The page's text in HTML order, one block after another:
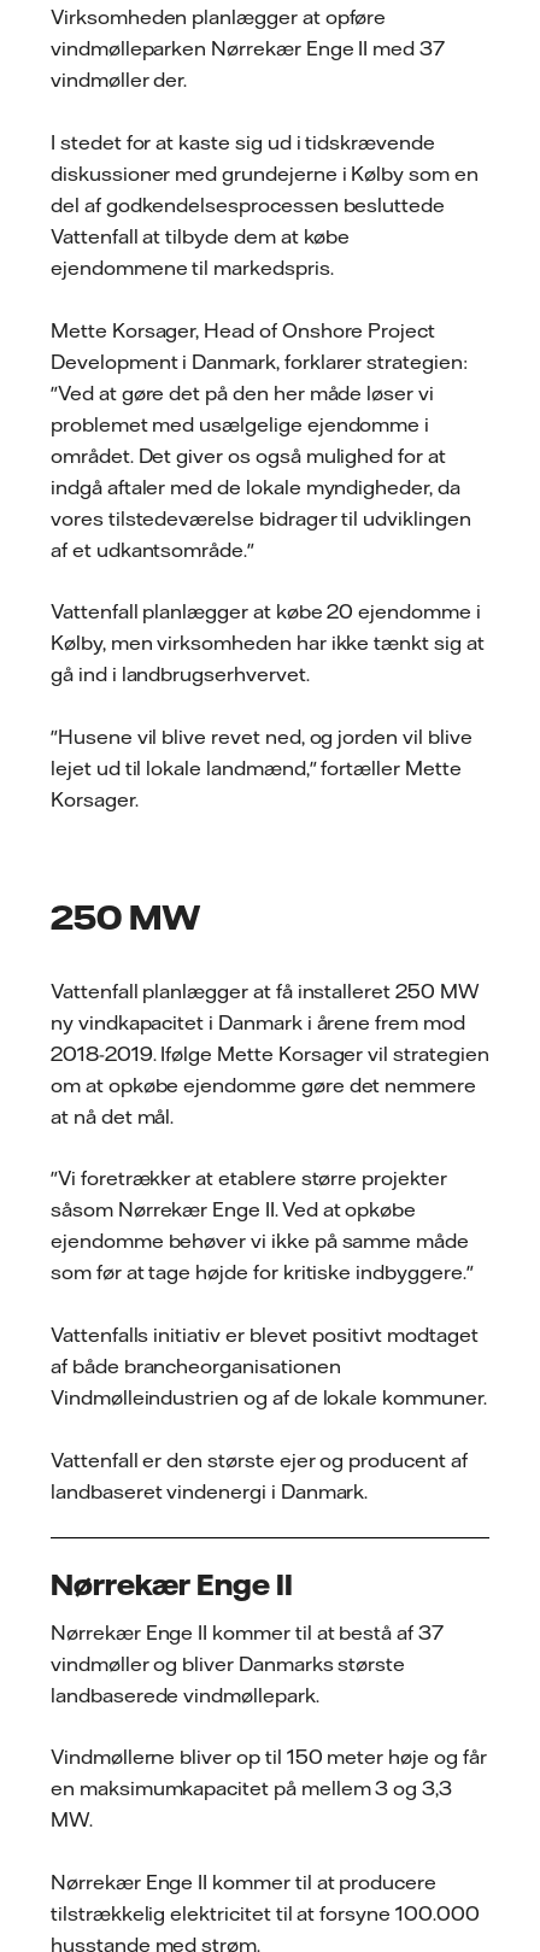
Virksomheden planlægger at opføre
vindmølleparken Nørrekær Enge II med 37
vindmøller der.
I stedet for at kaste sig ud i tidskrævende
diskussioner med grundejerne i Kølby som en
del af godkendelsesprocessen besluttede
Vattenfall at tilbyde dem at købe
ejendommene til markedspris.
Mette Korsager, Head of Onshore Project
Development i Danmark, forklarer strategien:
"Ved at gøre det på den her måde løser vi
problemet med usælgelige ejendomme i
området. Det giver os også mulighed for at
indgå aftaler med de lokale myndigheder, da
vores tilstedeværelse bidrager til udviklingen
af et udkantsområde."
Vattenfall planlægger at købe 20 ejendomme i
Kølby, men virksomheden har ikke tænkt sig at
gå ind i landbrugserhvervet.
"Husene vil blive revet ned, og jorden vil blive
lejet ud til lokale landmænd," fortæller Mette
Korsager.
250 MW
Vattenfall planlægger at få installeret 250 MW
ny vindkapacitet i Danmark i årene frem mod
2018-2019. Ifølge Mette Korsager vil strategien
om at opkøbe ejendomme gøre det nemmere
at nå det mål.
"Vi foretrækker at etablere større projekter
såsom Nørrekær Enge II. Ved at opkøbe
ejendomme behøver vi ikke på samme måde
som før at tage højde for kritiske indbyggere."
Vattenfalls initiativ er blevet positivt modtaget
af både brancheorganisationen
Vindmølleindustrien og af de lokale kommuner.
Vattenfall er den største ejer og producent af
landbaseret vindenergi i Danmark.
Nørrekær Enge II
Nørrekær Enge II kommer til at bestå af 37
vindmøller og bliver Danmarks største
landbaserede vindmøllepark.
Vindmøllerne bliver op til 150 meter høje og får
en maksimumkapacitet på mellem 3 og 3,3
MW.
Nørrekær Enge II kommer til at producere
tilstrækkelig elektricitet til at forsyne 100.000
husstande med strøm.